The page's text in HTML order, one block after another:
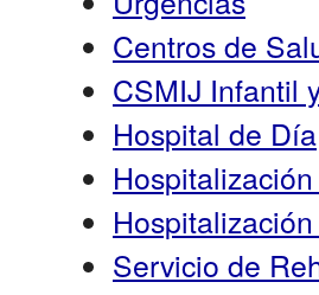
Centros de
CSMIJ Infantil
Hospital de Día
Servicio de